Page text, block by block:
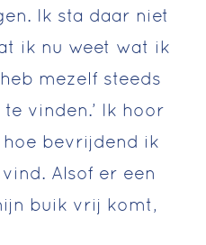
Ik sta daar niet
ik nu weet wat ik
mezelf steeds
vinden.’ Ik hoor
bevrijdend ik
Alsof er een
buik vrij komt,